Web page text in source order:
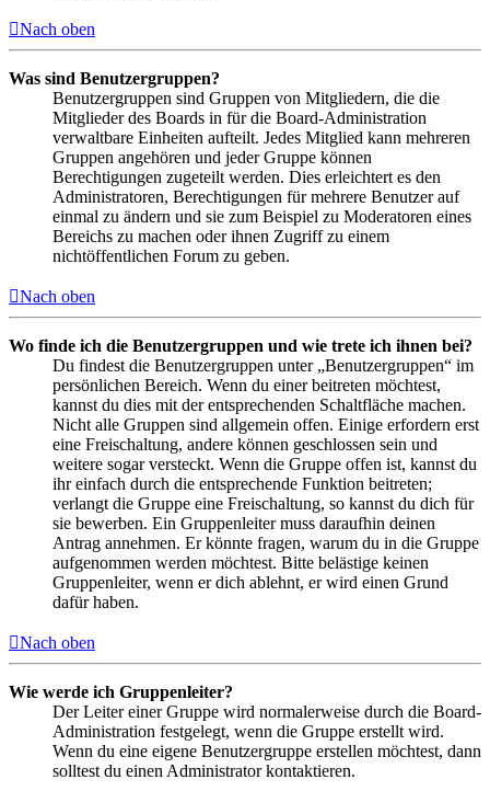
Nach oben
Was sind Benutzergruppen?
Benutzergruppen sind Gruppen von Mitgliedern, die die
Mitglieder des Boards in für die Board-Administration
verwaltbare Einheiten aufteilt. Jedes Mitglied kann mehreren
Gruppen angehören und jeder Gruppe können
Berechtigungen zugeteilt werden. Dies erleichtert es den
Administratoren, Berechtigungen für mehrere Benutzer auf
einmal zu ändern und sie zum Beispiel zu Moderatoren eines
Bereichs zu machen oder ihnen Zugriff zu einem
nichtöffentlichen Forum zu geben.
Nach oben
Wo finde ich die Benutzergruppen und wie trete ich ihnen bei?
Du findest die Benutzergruppen unter „Benutzergruppen“ im
persönlichen Bereich. Wenn du einer beitreten möchtest,
kannst du dies mit der entsprechenden Schaltfläche machen.
Nicht alle Gruppen sind allgemein offen. Einige erfordern erst
eine Freischaltung, andere können geschlossen sein und
weitere sogar versteckt. Wenn die Gruppe offen ist, kannst du
ihr einfach durch die entsprechende Funktion beitreten;
verlangt die Gruppe eine Freischaltung, so kannst du dich für
sie bewerben. Ein Gruppenleiter muss daraufhin deinen
Antrag annehmen. Er könnte fragen, warum du in die Gruppe
aufgenommen werden möchtest. Bitte belästige keinen
Gruppenleiter, wenn er dich ablehnt, er wird einen Grund
dafür haben.
Nach oben
Wie werde ich Gruppenleiter?
Der Leiter einer Gruppe wird normalerweise durch die Board-
Administration festgelegt, wenn die Gruppe erstellt wird.
Wenn du eine eigene Benutzergruppe erstellen möchtest, dann
solltest du einen Administrator kontaktieren.